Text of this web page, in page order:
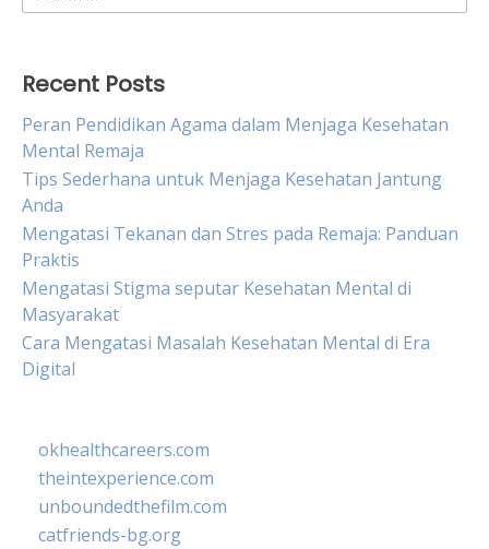
for:
Recent Posts
Peran Pendidikan Agama dalam Menjaga Kesehatan
Mental Remaja
Tips Sederhana untuk Menjaga Kesehatan Jantung
Anda
Mengatasi Tekanan dan Stres pada Remaja: Panduan
Praktis
Mengatasi Stigma seputar Kesehatan Mental di
Masyarakat
Cara Mengatasi Masalah Kesehatan Mental di Era
Digital
okhealthcareers.com
theintexperience.com
unboundedthefilm.com
catfriends-bg.org